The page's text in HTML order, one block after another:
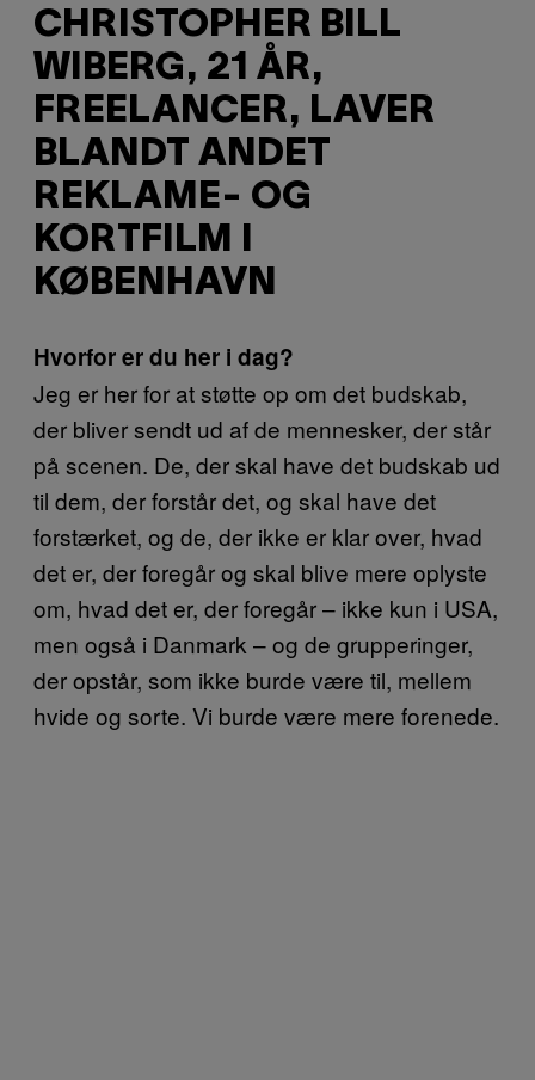
CHRISTOPHER BILL
WIBERG, 21 ÅR,
FREELANCER, LAVER
BLANDT ANDET
REKLAME- OG
KORTFILM I
KØBENHAVN
Hvorfor er du her i dag?
Jeg er her for at støtte op om det budskab,
der bliver sendt ud af de mennesker, der står
på scenen. De, der skal have det budskab ud
til dem, der forstår det, og skal have det
forstærket, og de, der ikke er klar over, hvad
det er, der foregår og skal blive mere oplyste
om, hvad det er, der foregår – ikke kun i USA,
men også i Danmark – og de grupperinger,
der opstår, som ikke burde være til, mellem
hvide og sorte. Vi burde være mere forenede.